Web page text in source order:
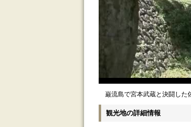
巌流島で宮本武蔵と決闘した
観光地の詳細情報